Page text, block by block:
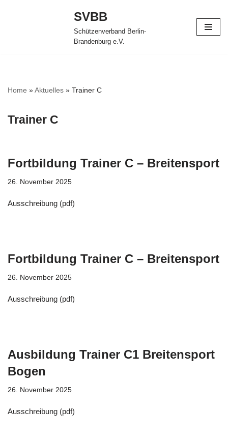
SVBB
Schützenverband Berlin-
Brandenburg e.V.
Home »Aktuelles » Trainer C
Trainer C
Fortbildung Trainer C – Breitensport
26. November 2025
Ausschreibung (pdf)
Fortbildung Trainer C – Breitensport
26. November 2025
Ausschreibung (pdf)
Ausbildung Trainer C1 Breitensport
Bogen
26. November 2025
Ausschreibung (pdf)